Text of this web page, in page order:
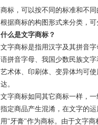
商标，可以按不同的标准和不同
根据商标的构图形式来分类，
什么是文字商标？
文字商标是指用汉字及其拼音
语拼音字母、我国少数民族文
艺术体、印刷体、变异体均可
达。
文字商标如同其它商标一样，
指定商品产生混淆，在文字的
用"牙膏"作为商标。由于文字